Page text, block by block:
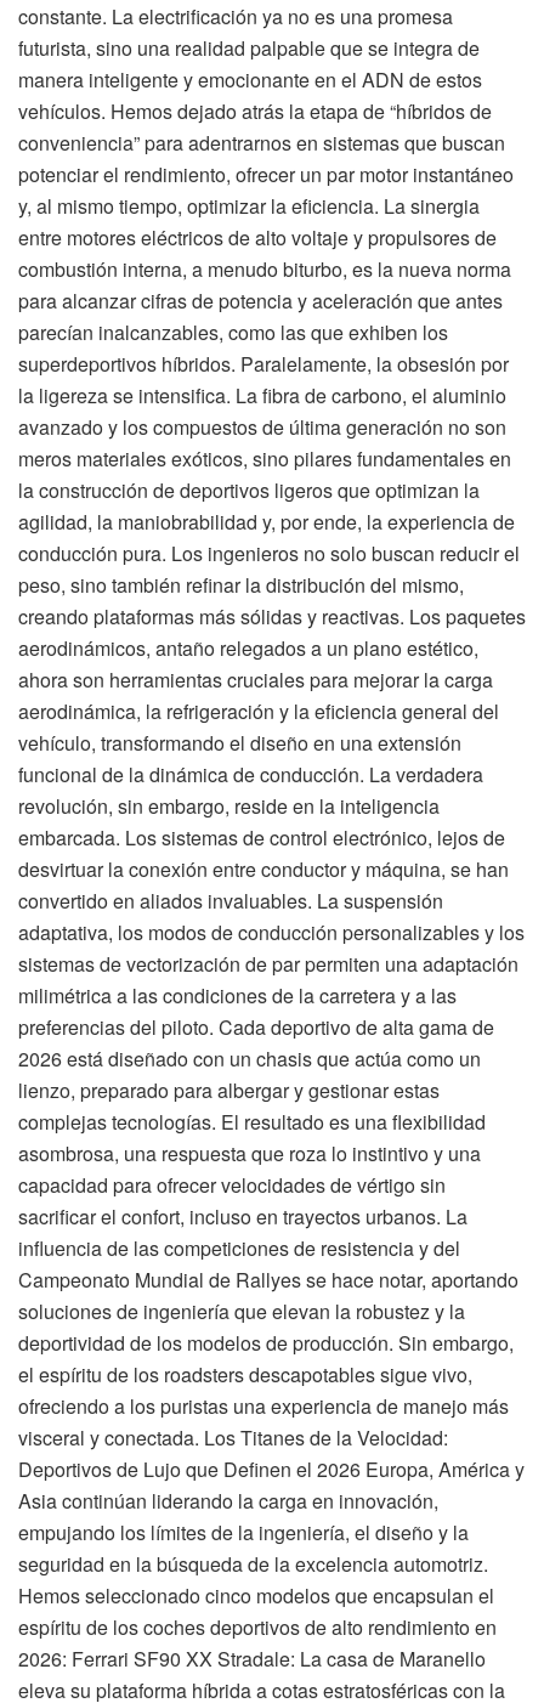
constante. La electrificación ya no es una promesa
futurista, sino una realidad palpable que se integra de
manera inteligente y emocionante en el ADN de estos
vehículos. Hemos dejado atrás la etapa de “híbridos de
conveniencia” para adentrarnos en sistemas que buscan
potenciar el rendimiento, ofrecer un par motor instantáneo
y, al mismo tiempo, optimizar la eficiencia. La sinergia
entre motores eléctricos de alto voltaje y propulsores de
combustión interna, a menudo biturbo, es la nueva norma
para alcanzar cifras de potencia y aceleración que antes
parecían inalcanzables, como las que exhiben los
superdeportivos híbridos. Paralelamente, la obsesión por
la ligereza se intensifica. La fibra de carbono, el aluminio
avanzado y los compuestos de última generación no son
meros materiales exóticos, sino pilares fundamentales en
la construcción de deportivos ligeros que optimizan la
agilidad, la maniobrabilidad y, por ende, la experiencia de
conducción pura. Los ingenieros no solo buscan reducir el
peso, sino también refinar la distribución del mismo,
creando plataformas más sólidas y reactivas. Los paquetes
aerodinámicos, antaño relegados a un plano estético,
ahora son herramientas cruciales para mejorar la carga
aerodinámica, la refrigeración y la eficiencia general del
vehículo, transformando el diseño en una extensión
funcional de la dinámica de conducción. La verdadera
revolución, sin embargo, reside en la inteligencia
embarcada. Los sistemas de control electrónico, lejos de
desvirtuar la conexión entre conductor y máquina, se han
convertido en aliados invaluables. La suspensión
adaptativa, los modos de conducción personalizables y los
sistemas de vectorización de par permiten una adaptación
milimétrica a las condiciones de la carretera y a las
preferencias del piloto. Cada deportivo de alta gama de
2026 está diseñado con un chasis que actúa como un
lienzo, preparado para albergar y gestionar estas
complejas tecnologías. El resultado es una flexibilidad
asombrosa, una respuesta que roza lo instintivo y una
capacidad para ofrecer velocidades de vértigo sin
sacrificar el confort, incluso en trayectos urbanos. La
influencia de las competiciones de resistencia y del
Campeonato Mundial de Rallyes se hace notar, aportando
soluciones de ingeniería que elevan la robustez y la
deportividad de los modelos de producción. Sin embargo,
el espíritu de los roadsters descapotables sigue vivo,
ofreciendo a los puristas una experiencia de manejo más
visceral y conectada. Los Titanes de la Velocidad:
Deportivos de Lujo que Definen el 2026 Europa, América y
Asia continúan liderando la carga en innovación,
empujando los límites de la ingeniería, el diseño y la
seguridad en la búsqueda de la excelencia automotriz.
Hemos seleccionado cinco modelos que encapsulan el
espíritu de los coches deportivos de alto rendimiento en
2026: Ferrari SF90 XX Stradale: La casa de Maranello
eleva su plataforma híbrida a cotas estratosféricas con la